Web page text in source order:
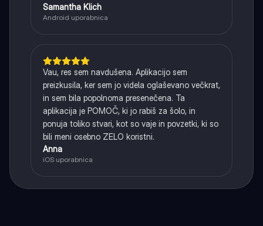
Samantha Klich
Android uporabnica
Vau, res sem navdušena. Aplikacijo sem
preizkusila, ker sem jo videla oglaševano večkrat,
in sem bila popolnoma presenečena. Ta
aplikacija je POMOČ, ki jo rabiš za šolo, in
ponuja toliko stvari, kot so vaje in povzetki, ki so
bili meni osebno ZELO koristni.
Anna
iOS uporabnica